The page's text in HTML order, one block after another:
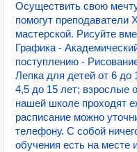
Осуществить свою
помогут
мастерской. Рисуйте
Графика -
поступлению -
Лепка для детей от 6 до
4,5 до 15 лет; взрослые
нашей школе проходят
расписание можно
телефону. С собой
обучения есть на месте